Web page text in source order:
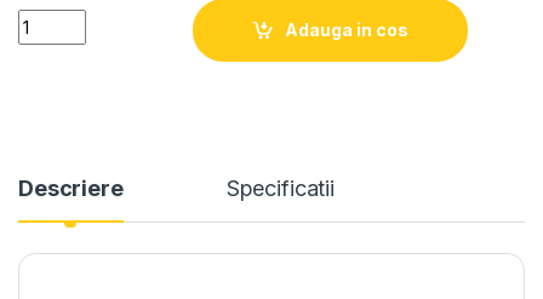
Quantity
Adauga in cos
Descriere Specificatii